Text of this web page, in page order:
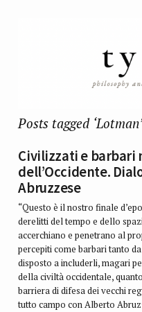
Posts tagged
Civilizzati e barbari
dell’Occidente.
Abruzzese
“Questo è il nostro finale
derelitti del tempo e dello
accerchiano e penetrano al
percepiti come barbari tanto
disposto a includerli, magari
della civiltà occidentale,
barriera di difesa dei vecchi
tutto campo con Alberto